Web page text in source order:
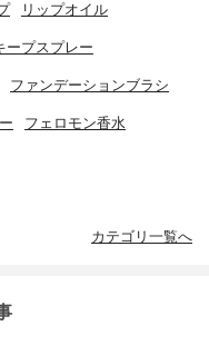
リップオイル
ープスプレー
ファンデーションブラシ
フェロモン香水
カテゴリ一覧へ